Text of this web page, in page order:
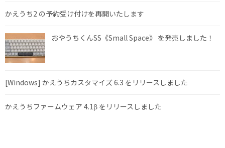
かえうち2 の予約受け付けを再開いたします
おやうちくんSS《Small Space》 を発売しました！
[Windows] かえうちカスタマイズ 6.3 をリリースしました
かえうちファームウェア 4.1β をリリースしました